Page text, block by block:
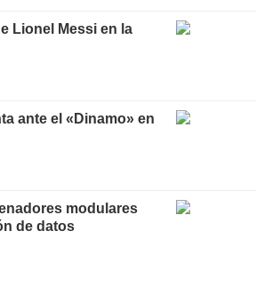
Lionel Messi en la
ante el «Dinamo» en
modulares
de datos